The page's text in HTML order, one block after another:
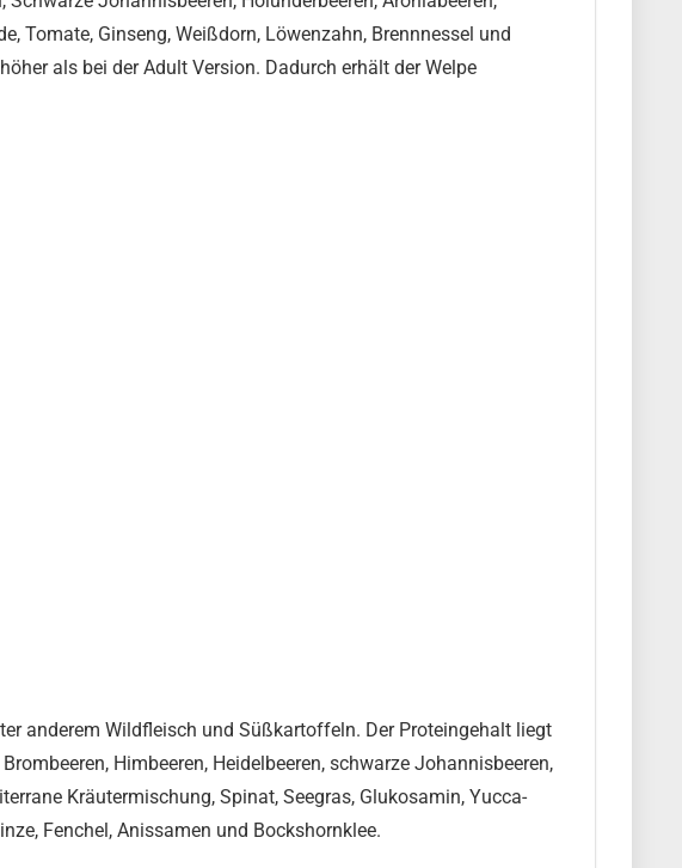
Tomate, Ginseng, Weißdorn, Löwenzahn, Brennnessel und
als bei der Adult Version. Dadurch erhält der Welpe
anderem Wildfleisch und Süßkartoffeln. Der Proteingehalt liegt
Himbeeren, Heidelbeeren, schwarze Johannisbeeren,
Kräutermischung, Spinat, Seegras, Glukosamin, Yucca-
Fenchel, Anissamen und Bockshornklee.